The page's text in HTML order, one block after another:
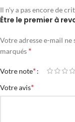
Il n'y a pas encore de
Être le premier à
Votre adresse e-mail ne
marqués *
Votre note*
Votre avis*